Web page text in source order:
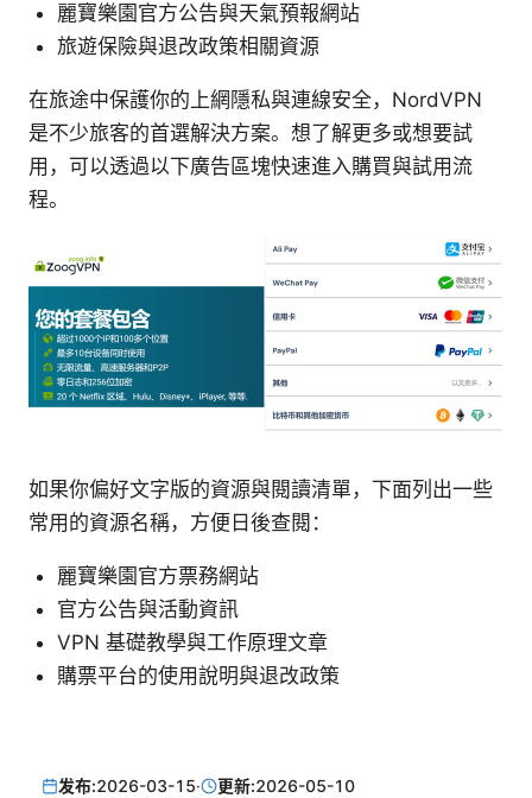
麗寶樂園官方公告與天氣預報網站
旅遊保險與退改政策相關資源
在旅途中保護你的上網隱私與連線安全，NordVPN
是不少旅客的首選解決方案。想了解更多或想要試
用，可以透過以下廣告區塊快速進入購買與試用流
程。
如果你偏好文字版的資源與閱讀清單，下面列出一些
常用的資源名稱，方便日後查閱：
麗寶樂園官方票務網站
官方公告與活動資訊
VPN 基礎教學與工作原理文章
購票平台的使用說明與退改政策
发布:2026-03-15· 更新:2026-05-10